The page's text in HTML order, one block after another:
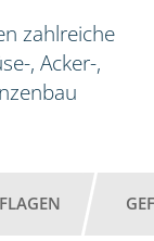
zahlreiche
, Acker-,